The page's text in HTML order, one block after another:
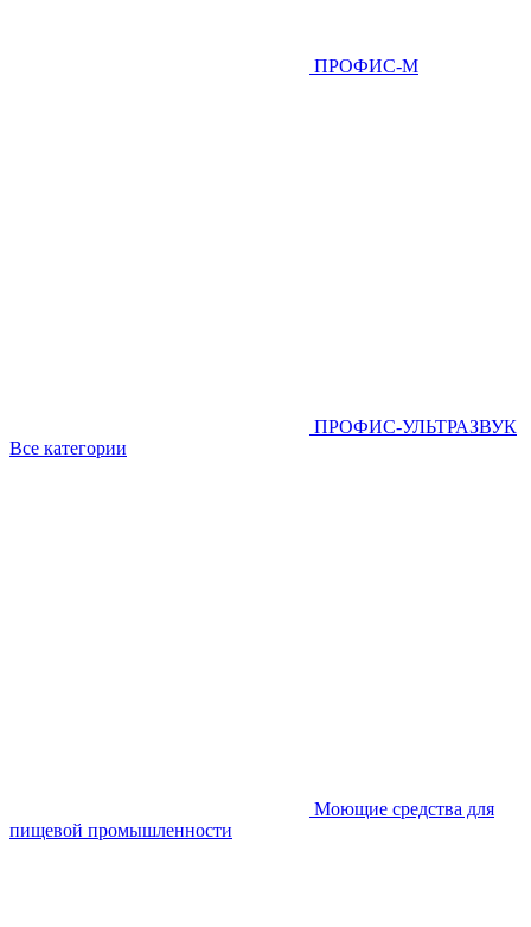
ПРОФИС-М
ПРОФИС-УЛЬТРАЗВУК
Все категории
Моющие средства для
пищевой промышленности